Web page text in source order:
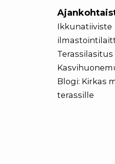
Ikkunatiiviste
Terassilasitus
Blogi: Kirkas
terassille